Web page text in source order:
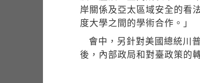
岸關係及亞太區域安全的看
度大學之間的學術合作。」
會中，另針對美國總統川
後，內部政局和對臺政策的